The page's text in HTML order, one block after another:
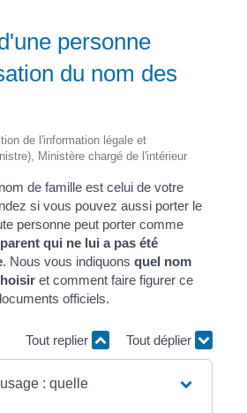
personne
du nom des
de l'information légale et
Ministère chargé de l'intérieur
de famille est celui de votre
si vous pouvez aussi porter le
personne peut porter comme
qui ne lui a pas été
. Nous vous indiquonsquel nom
et comment faire figurer ce
officiels.
Tout replier Tout déplier
: quelle